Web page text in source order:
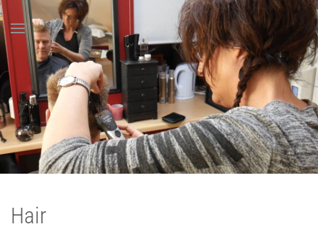
Overslaan en naar de inhoud gaan
Hair